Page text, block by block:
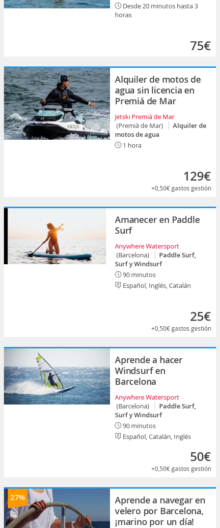
Desde 20 minutos hasta 3
horas
75€
Alquiler de motos de
agua sin licencia en
Premiá de Mar
Jetski Premià de Mar
(Premià de Mar)
Alquiler de
motos de agua
1 hora
129€
+0,50€gastos gestión
Amanecer en Paddle
Surf
Anywhere Watersport
(Barcelona)
Paddle Surf,
Surf y Windsurf
90 minutos
Español, Inglés, Catalán
25€
+0,50€gastos gestión
Aprende a hacer
Windsurf en
Barcelona
Anywhere Watersport
(Barcelona)
Paddle Surf,
Surf y Windsurf
90 minutos
Español, Catalán, Inglés
50€
+0,50€gastos gestión
27%
Aprende a navegar en
velero por Barcelona,
¡marino por un día!